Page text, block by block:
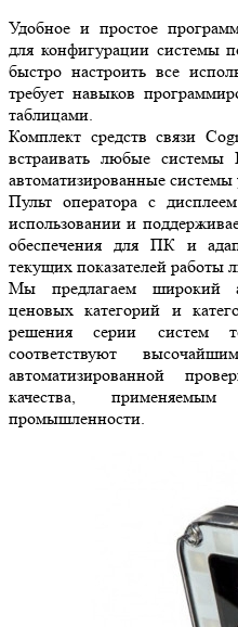
Удобное и простое
для конфигурации системы
быстро настроить все
требует навыков
таблицами.
Комплект средств связи
встраивать любые системы
автоматизированные системы
Пульт оператора с
использовании и
обеспечения для ПК и
текущих показателей работы
Мы предлагаем широкий
ценовых категорий и
решения серии систем
соответствуют
автоматизированной
качества,
промышленности.